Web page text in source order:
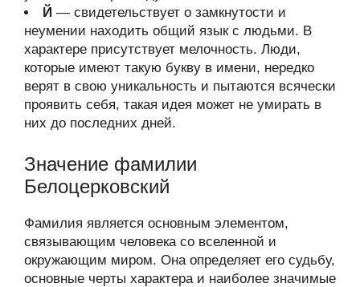
Й — свидетельствует о замкнутости и
неумении находить общий язык с людьми. В
характере присутствует мелочность. Люди,
которые имеют такую букву в имени, нередко
верят в свою уникальность и пытаются всячески
проявить себя, такая идея может не умирать в
них до последних дней.
Значение фамилии
Белоцерковский
Фамилия является основным элементом,
связывающим человека со вселенной и
окружающим миром. Она определяет его судьбу,
основные черты характера и наиболее значимые